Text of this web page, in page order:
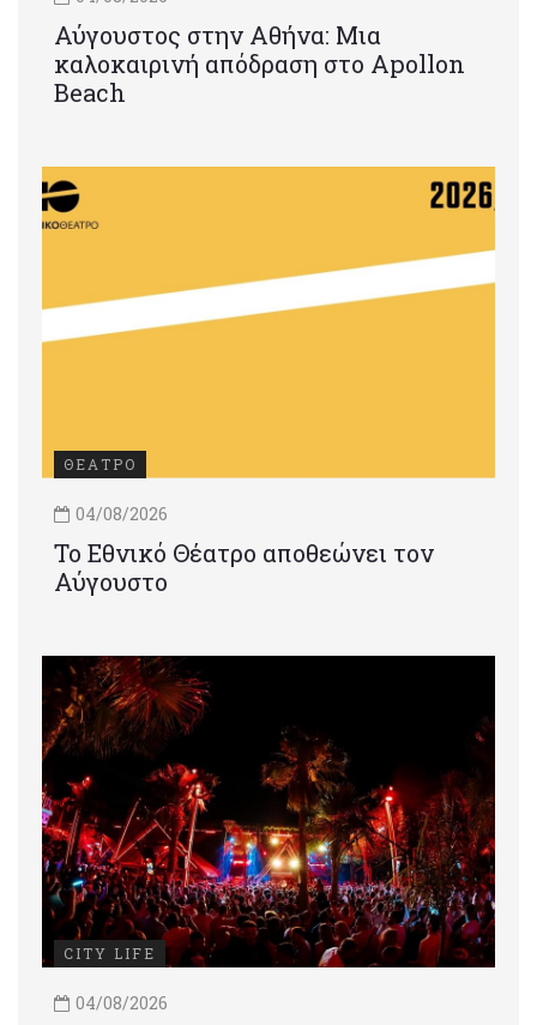
Αύγουστος στην Αθήνα: Μια
καλοκαιρινή απόδραση στο Apollon
Beach
ΘΕΑΤΡΟ
04/08/2026
Το Εθνικό Θέατρο αποθεώνει τον
Αύγουστο
CITY LIFE
04/08/2026